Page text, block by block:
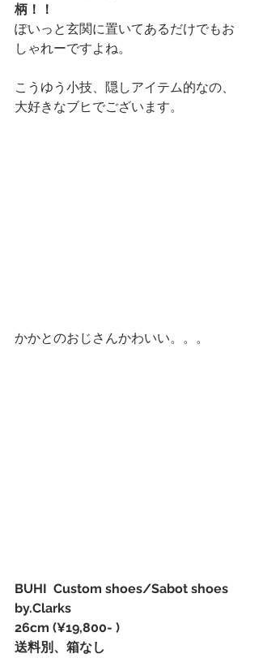
柄！！
ぽいっと玄関に置いてあるだけでもお
しゃれーですよね。
こうゆう小技、隠しアイテム的なの、
大好きなブヒでございます。
かかとのおじさんかわいい。。。
BUHI  Custom shoes/Sabot shoes
by.Clarks
26cm (¥19,800- )
送料別、箱なし